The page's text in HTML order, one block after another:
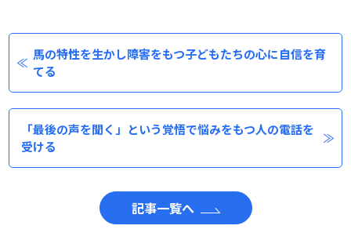
馬の特性を生かし障害をもつ子どもたちの心に自信を育
てる
「最後の声を聞く」という覚悟で悩みをもつ人の電話を
受ける
記事一覧へ